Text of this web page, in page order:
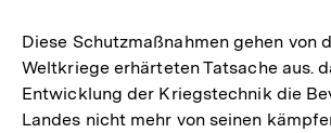
Diese Schutzmaßnahmen gehen von
Weltkriege erhärteten Tatsache aus.
Entwicklung der Kriegstechnik die
Landes nicht mehr von seinen